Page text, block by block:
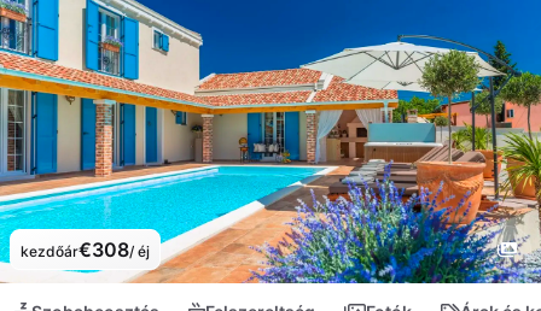
kezdőár€308/ éj